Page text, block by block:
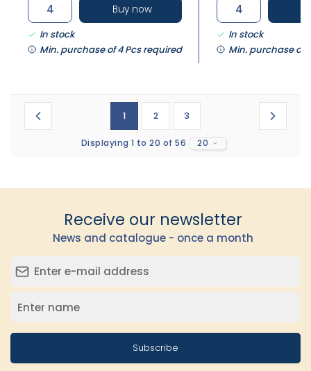
Buy now
In stock
Min. purchase of 4 Pcs required
In stock
Min. purchase of
1 2 3
Displaying 1 to 20 of 56 20
Receive our newsletter
News and catalogue - once a month
Subscribe